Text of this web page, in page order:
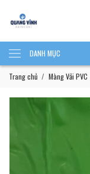
DANH MỤC
Trang chủ Màng Vải PVC